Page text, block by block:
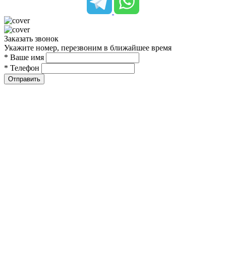
Заказать звонок
Укажите номер, перезвоним в ближайшее время
* Ваше имя
* Телефон
Отправить